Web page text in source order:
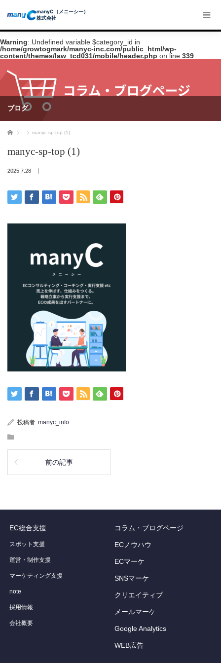
manyC（メニーシー）
株式会社
Warning: Undefined variable $category_id in
/home/growtogmark/manyc-inc.com/public_html/wp-
content/themes/law_tcd031/mobile/header.php on line 339
ブログ
ホーム manyc-sp-top (1)
manyc-sp-top (1)
2025.7.28
投稿者: manyc_info
前の記事
EC総合支援
スポット支援
運営・制作支援
マーケティング支援
note
採用情報
会社概要
コラム・ブログページ
ECノウハウ
ECマーケ
SNSマーケ
クリエイティブ
メールマーケ
Google Analytics
WEB広告